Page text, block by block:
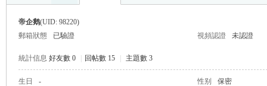
帝企鹅(UID: 98220)
郵箱狀態
已驗證 視頻認證 未認證
統計信息 好友數 0 回帖數 15 主題數 3
生日 - 性别 保密